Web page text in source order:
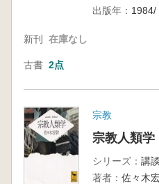
出版年： 1984/
新刊 在庫なし
古書 2点
宗教
宗教人類学
シリーズ： 講
著者： 佐々木